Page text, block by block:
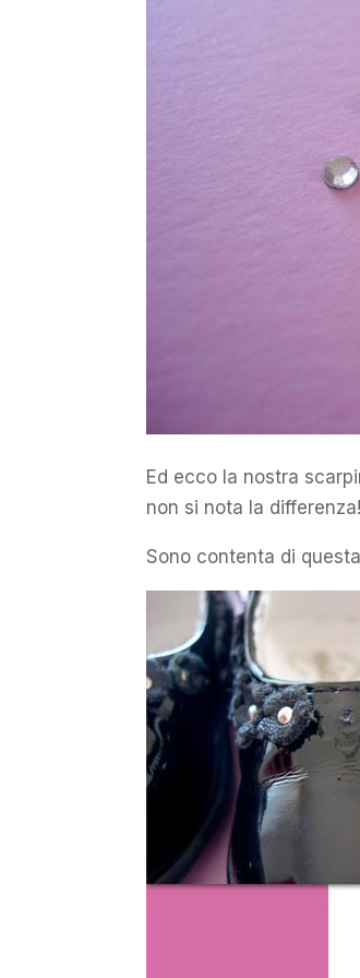
Ed ecco la nostra
non si nota la differenza!
Sono contenta di